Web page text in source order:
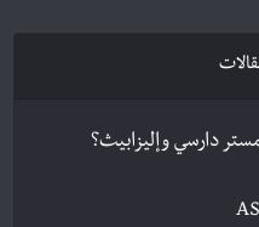
دارسي وإليزابيث؟